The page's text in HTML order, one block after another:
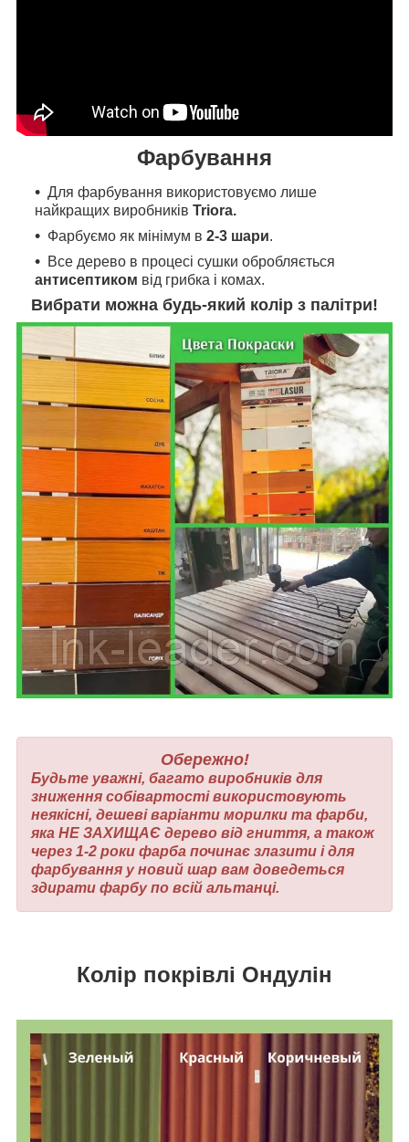
Фарбування
Для фарбування використовуємо лише
найкращих виробників Triora.
Фарбуємо як мінімум в 2-3 шари.
Все дерево в процесі сушки обробляється
антисептиком від грибка і комах.
Вибрати можна будь-який колір з палітри!
Обережно!
Будьте уважні, багато виробників для
зниження собівартості використовують
неякісні, дешеві варіанти морилки та фарби,
яка НЕ ЗАХИЩАЄ дерево від гниття, а також
через 1-2 роки фарба починає злазити і для
фарбування у новий шар вам доведеться
здирати фарбу по всій альтанці.
Колір покрівлі Ондулін